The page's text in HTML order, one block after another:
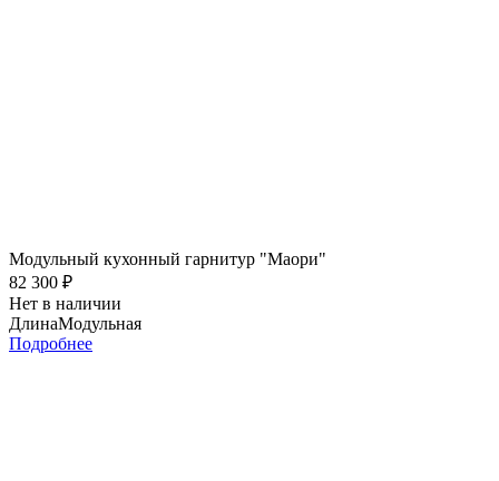
Модульный кухонный гарнитур "Маори"
82 300 ₽
Нет в наличии
ДлинаМодульная
Подробнее